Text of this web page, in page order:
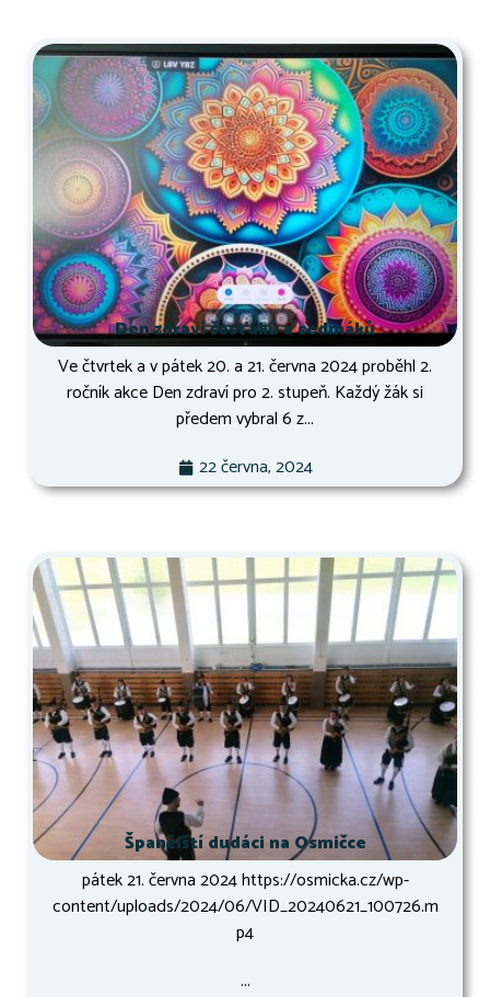
Den zdraví šesťáků a sedmáků
Ve čtvrtek a v pátek 20. a 21. června 2024 proběhl 2.
ročník akce Den zdraví pro 2. stupeň. Každý žák si
předem vybral 6 z...
22 června, 2024
Španělští dudáci na Osmičce
pátek 21. června 2024 https://osmicka.cz/wp-
content/uploads/2024/06/VID_20240621_100726.m
p4
...